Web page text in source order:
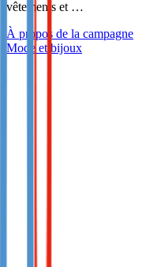
vêtements et …
À propos de la campagne
Mode et bijoux